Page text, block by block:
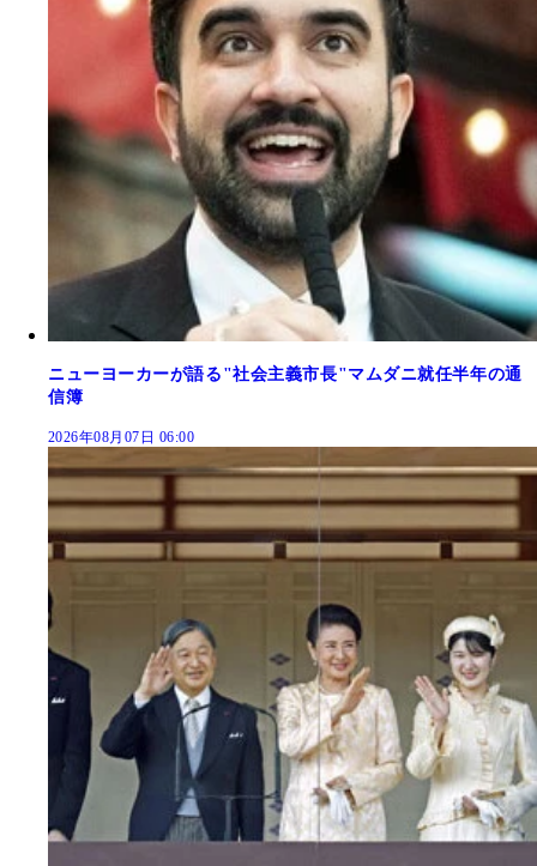
ニューヨーカーが語る"社会主義市長"マムダニ就任半年の通
信簿
2026年08月07日 06:00